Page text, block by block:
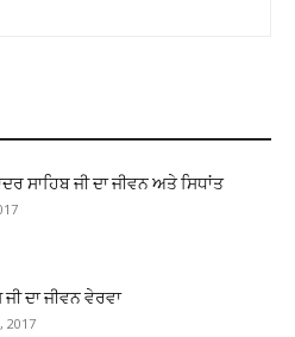
ਸਾਹਿਬ ਜੀ ਦਾ ਜੀਵਨ ਅਤੇ ਸਿਧਾਂਤ
ਦਾ ਜੀਵਨ ਵੇਰਵਾ
2017